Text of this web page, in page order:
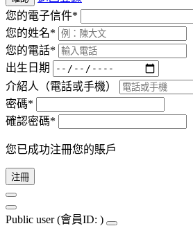
您的電子信件*
您的姓名*
您的電話*
出生日期
介紹人（電話或手機）
密碼*
確認密碼*
您已成功注冊您的賬戶
注冊
Public user (會員ID: )